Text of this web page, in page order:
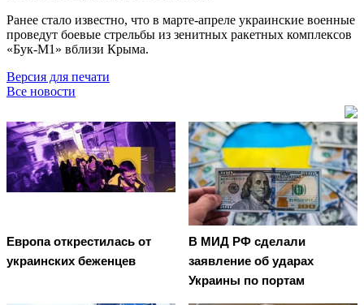
Ранее стало известно, что в марте-апреле украинские военные
проведут боевые стрельбы из зенитных ракетных комплексов
«Бук-М1» вблизи Крыма.
Версия для печати
Все новости
Европа открестилась от
украинских беженцев
В МИД РФ сделали
заявление об ударах
Украины по портам